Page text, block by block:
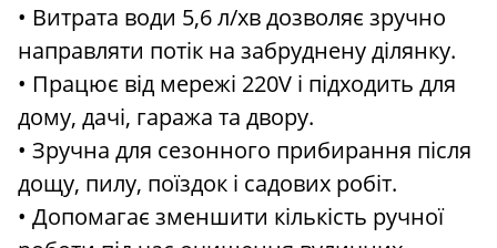
• Витрата води 5,6 л/хв дозволяє зручно
направляти потік на забруднену ділянку.
• Працює від мережі 220V і підходить для
дому, дачі, гаража та двору.
• Зручна для сезонного прибирання після
дощу, пилу, поїздок і садових робіт.
• Допомагає зменшити кількість ручної